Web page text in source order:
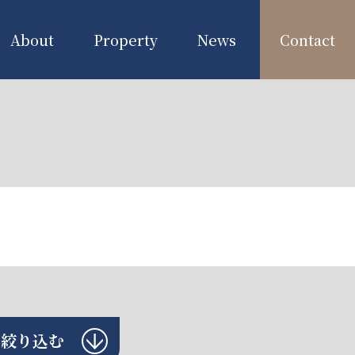
About Property News Contact
り込む